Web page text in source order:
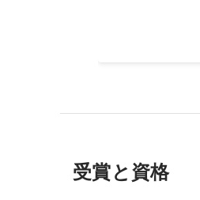
受賞と資格